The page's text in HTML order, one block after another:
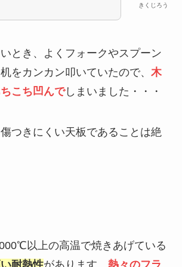
きくじろう
とき、よくフォークやスプーン
をカンカン叩いていたので、 木
こち凹んでしまいました・・・
つきにくい天板であることは絶
以上の高温で焼きあげている
耐熱性があります。 熱々のフラ